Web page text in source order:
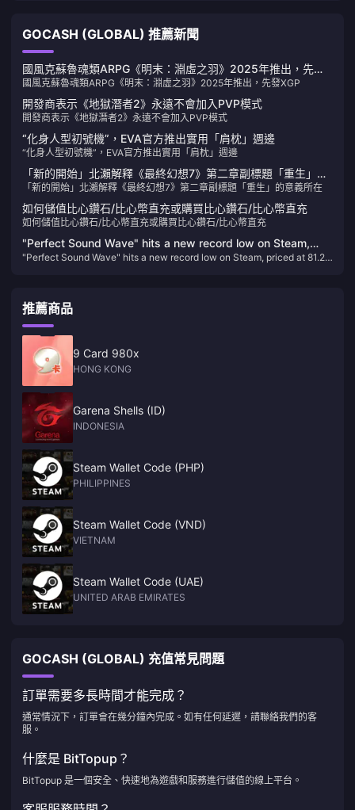
GOCASH (GLOBAL) 推薦新聞
國風克蘇魯魂類ARPG《明末：淵虛之羽》2025年推出，先發
XGP
國風克蘇魯魂類ARPG《明末：淵虛之羽》2025年推出，先發XGP
開發商表示《地獄潛者2》永遠不會加入PVP模式
開發商表示《地獄潛者2》永遠不會加入PVP模式
“化身人型初號機”，EVA官方推出實用「肩枕」週邊
“化身人型初號機”，EVA官方推出實用「肩枕」週邊
「新的開始」北瀨解釋《最終幻想7》第二章副標題「重生」的
意義所在
「新的開始」北瀨解釋《最終幻想7》第二章副標題「重生」的意義所在
如何儲值比心鑽石/比心幣直充或購買比心鑽石/比心幣直充
如何儲值比心鑽石/比心幣直充或購買比心鑽石/比心幣直充
"Perfect Sound Wave" hits a new record low on Steam,
priced at 81.25 yuan after discount
"Perfect Sound Wave" hits a new record low on Steam, priced at 81.25
推薦商品
9 Card 980x
HONG KONG
Garena Shells (ID)
INDONESIA
Steam Wallet Code (PHP)
PHILIPPINES
Steam Wallet Code (VND)
VIETNAM
Steam Wallet Code (UAE)
UNITED ARAB EMIRATES
GOCASH (GLOBAL) 充值常見問題
訂單需要多長時間才能完成？
通常情況下，訂單會在幾分鐘內完成。如有任何延遲，請聯絡我們的客
服。
什麼是 BitTopup？
BitTopup 是一個安全、快速地為遊戲和服務進行儲值的線上平台。